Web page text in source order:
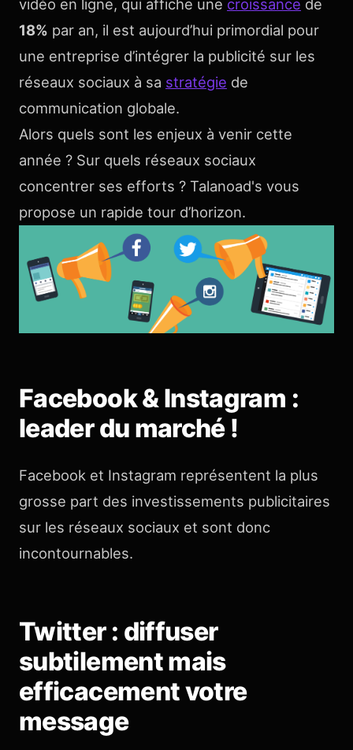
vidéo en ligne, qui affiche une croissance de
18% par an, il est aujourd’hui primordial pour
une entreprise d’intégrer la publicité sur les
réseaux sociaux à sa stratégie de
communication globale.
Alors quels sont les enjeux à venir cette
année ? Sur quels réseaux sociaux
concentrer ses efforts ? Talanoad's vous
propose un rapide tour d’horizon.
Facebook & Instagram :
leader du marché !
Facebook et Instagram représentent la plus
grosse part des investissements publicitaires
sur les réseaux sociaux et sont donc
incontournables.
Twitter : diffuser
subtilement mais
efficacement votre
message